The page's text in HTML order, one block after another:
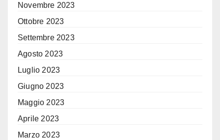
Novembre 2023
Ottobre 2023
Settembre 2023
Agosto 2023
Luglio 2023
Giugno 2023
Maggio 2023
Aprile 2023
Marzo 2023